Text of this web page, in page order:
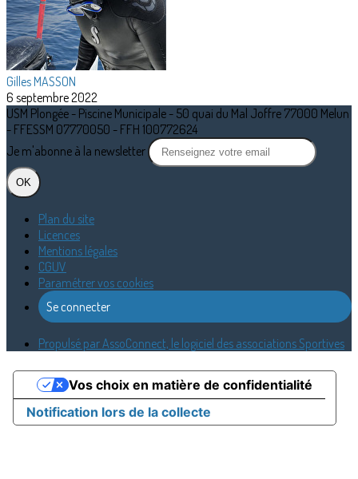
Gilles MASSON
6 septembre 2022
USM Plongée - Piscine Municipale - 50 quai du Mal Joffre 77000 Melun
- FFESSM 07770050 - FFH 100772624
Je m'abonne à la newsletter
OK
Plan du site
Licences
Mentions légales
CGUV
Paramétrer vos cookies
Se connecter
Propulsé par AssoConnect, le logiciel des associations Sportives
Notification lors de la collecte
Vos choix en matière de confidentialité